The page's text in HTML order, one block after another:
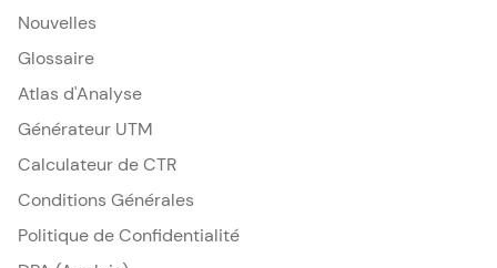
Nouvelles
Glossaire
Atlas d'Analyse
Générateur UTM
Calculateur de CTR
Conditions Générales
Politique de Confidentialité